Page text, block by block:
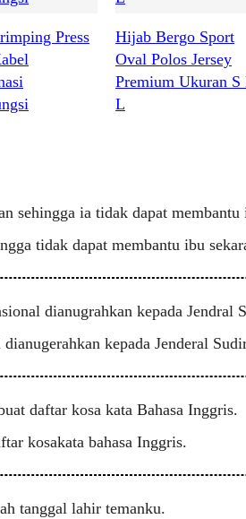
Press
Hijab Bergo Sport
Oval Polos Jersey
Premium Ukuran S
L
sehingga ia tidak dapat membantu
tidak dapat membantu ibu
dianugrahkan kepada Jendral
kepada Jenderal
daftar kosa kata Bahasa Inggris.
kosakata bahasa Inggris.
tanggal lahir temanku.